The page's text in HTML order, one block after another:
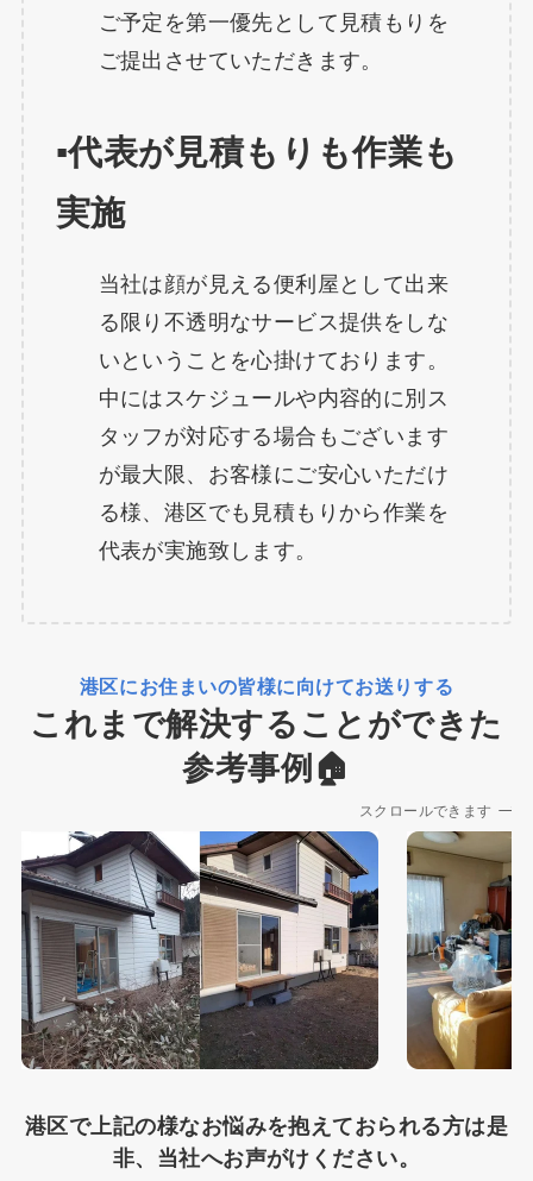
ご予定を第一優先として見積もりを
ご提出させていただきます。
▪️代表が見積もりも作業も
実施
当社は顔が見える便利屋として出来
る限り不透明なサービス提供をしな
いということを心掛けております。
中にはスケジュールや内容的に別ス
タッフが対応する場合もございます
が最大限、お客様にご安心いただけ
る様、港区でも見積もりから作業を
代表が実施致します。
港区にお住まいの皆様に向けてお送りする
これまで解決することができた
参考事例🏠
スクロールできます
港区で上記の様なお悩みを抱えておられる方は是
非、当社へお声がけください。